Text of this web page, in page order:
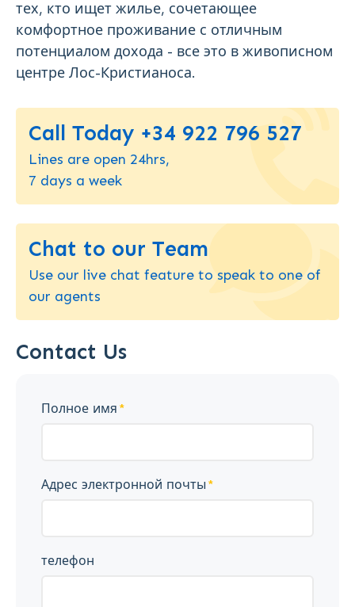
тех, кто ищет жилье, сочетающее
комфортное проживание с отличным
потенциалом дохода - все это в живописном
центре Лос-Кристианоса.
Call Today +34 922 796 527
Lines are open 24hrs,
7 days a week
Chat to our Team
Use our live chat feature to speak to one of
our agents
Contact Us
Полное имя
Адрес электронной почты
телефон